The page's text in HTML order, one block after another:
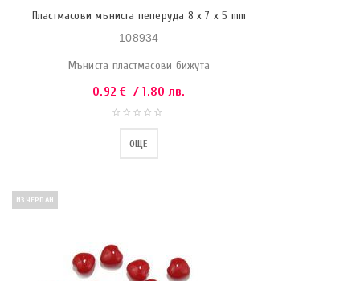
Пластмасови мъниста пеперуда 8 x 7 x 5 mm
108934
Мъниста пластмасови бижута
0.92€ / 1.80 лв.
ОЩЕ
ИЗЧЕРПАН